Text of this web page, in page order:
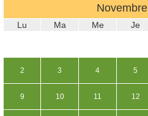
Novembre
Lu Ma Me Je
2 3 4 5
9 10 11 12